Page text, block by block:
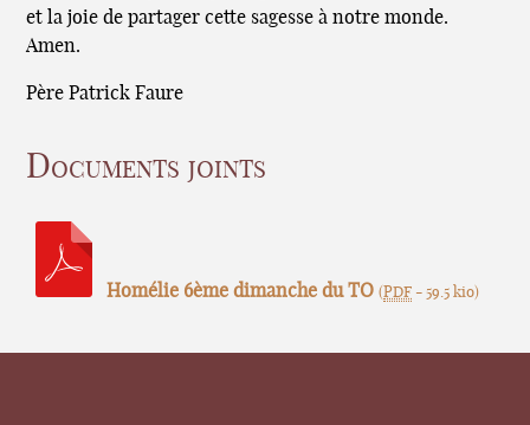
et la joie de partager cette sagesse à notre monde.
Amen.
Père Patrick Faure
Documents joints
Homélie 6ème dimanche du TO ( PDF -59.5 kio)